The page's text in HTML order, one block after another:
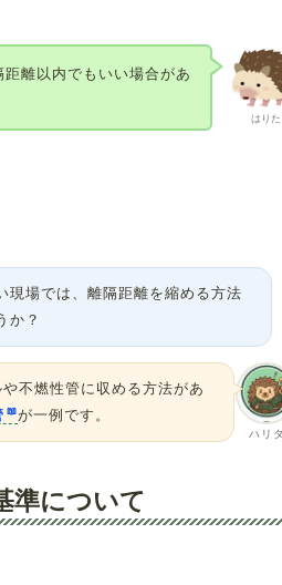
はりた
離以内でもいい場合があ
現場では、離隔距離を縮める方法
か？
ハリ
不燃性管に収める方法があ
が一例です。
準について